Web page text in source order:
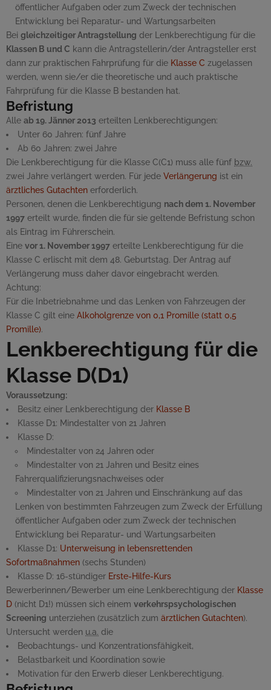
öffentlicher Aufgaben oder zum Zweck der technischen
Entwicklung bei Reparatur- und Wartungsarbeiten
Bei gleichzeitiger Antragstellung der Lenkberechtigung für die
Klassen B und C kann die Antragstellerin/der Antragsteller erst
dann zur praktischen Fahrprüfung für die Klasse C zugelassen
werden, wenn sie/er die theoretische und auch praktische
Fahrprüfung für die Klasse B bestanden hat.
Befristung
Alle ab 19. Jänner 2013 erteilten Lenkberechtigungen:
Unter 60 Jahren: fünf Jahre
Ab 60 Jahren: zwei Jahre
Die Lenkberechtigung für die Klasse C(C1) muss alle fünf bzw.
zwei Jahre verlängert werden. Für jede Verlängerung ist ein
ärztliches Gutachten erforderlich.
Personen, denen die Lenkberechtigung nach dem 1. November
1997 erteilt wurde, finden die für sie geltende Befristung schon
als Eintrag im Führerschein.
Eine vor 1. November 1997 erteilte Lenkberechtigung für die
Klasse C erlischt mit dem 48. Geburtstag. Der Antrag auf
Verlängerung muss daher davor eingebracht werden.
Achtung:
Für die Inbetriebnahme und das Lenken von Fahrzeugen der
Klasse C gilt eine Alkoholgrenze von 0,1 Promille (statt 0,5
Promille).
Lenkberechtigung für die
Klasse D(D1)
Voraussetzung:
Besitz einer Lenkberechtigung der Klasse B
Klasse D1: Mindestalter von 21 Jahren
Klasse D:
Mindestalter von 24 Jahren oder
Mindestalter von 21 Jahren und Besitz eines
Fahrerqualifizierungsnachweises oder
Mindestalter von 21 Jahren und Einschränkung auf das
Lenken von bestimmten Fahrzeugen zum Zweck der Erfüllung
öffentlicher Aufgaben oder zum Zweck der technischen
Entwicklung bei Reparatur- und Wartungsarbeiten
Klasse D1: Unterweisung in lebensrettenden
Sofortmaßnahmen (sechs Stunden)
Klasse D: 16-stündiger Erste-Hilfe-Kurs
Bewerberinnen/Bewerber um eine Lenkberechtigung der Klasse
D (nicht D1!) müssen sich einem verkehrspsychologischen
Screening unterziehen (zusätzlich zum ärztlichen Gutachten).
Untersucht werden u.a. die
Beobachtungs- und Konzentrationsfähigkeit,
Belastbarkeit und Koordination sowie
Motivation für den Erwerb dieser Lenkberechtigung.